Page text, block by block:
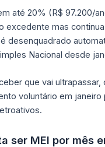
até 20% (R$ 97.200/
excedente mas
desenquadrado
Nacional desde
que vai ultrapassar,
voluntário em janeiro
ser MEI por mês